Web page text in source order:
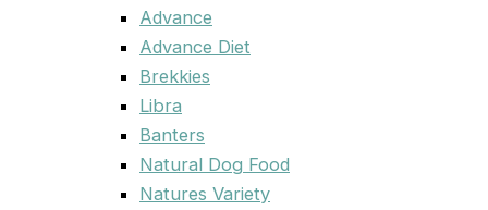
Advance
Advance Diet
Brekkies
Libra
Banters
Natural Dog Food
Natures Variety